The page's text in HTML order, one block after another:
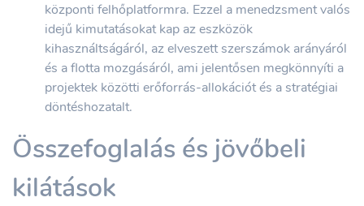
központi felhőplatformra. Ezzel a menedzsment valós
idejű kimutatásokat kap az eszközök
kihasználtságáról, az elveszett szerszámok arányáról
és a flotta mozgásáról, ami jelentősen megkönnyíti a
projektek közötti erőforrás-allokációt és a stratégiai
döntéshozatalt.
Összefoglalás és jövőbeli
kilátások